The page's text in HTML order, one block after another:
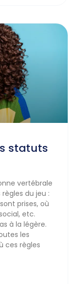
statuts
vertébrale
du jeu :
prises, où
etc.
à la légère.
les
ces règles